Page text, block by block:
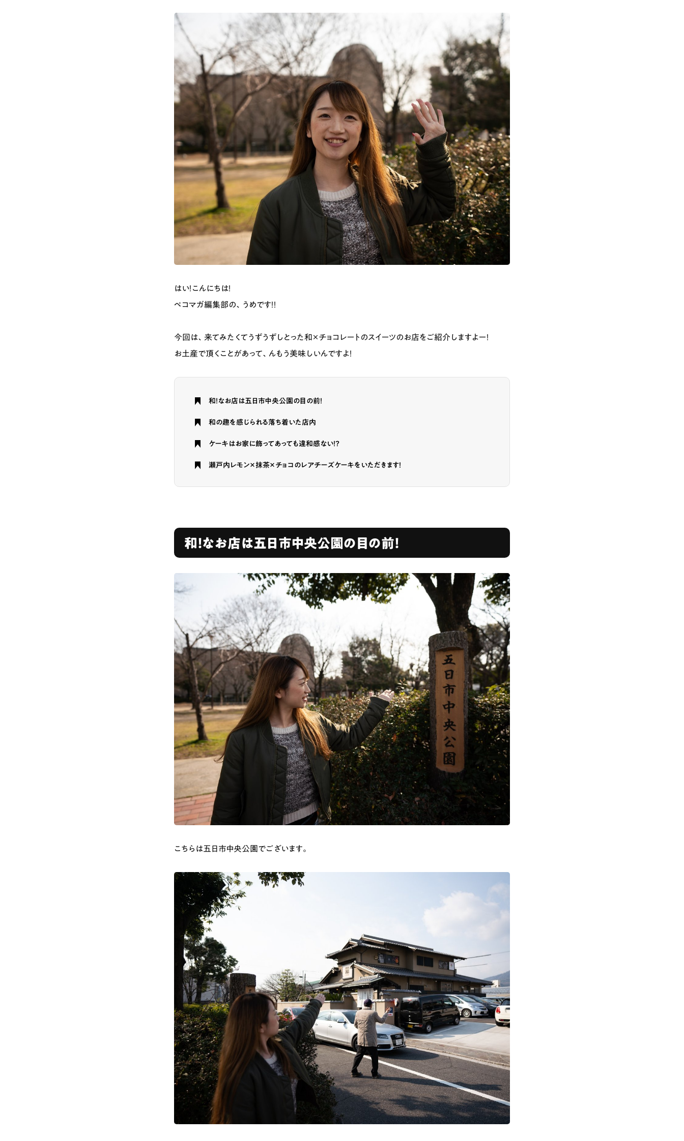
# カフェ # ランチ # スイーツ # ファミリーにおすすめ # 女子旅におすすめ
# テイクアウト # パン # コーヒー # 宮島
はい！こんにちは！
ペコマガ編集部の、うめです！！
今回は、来てみたくてうずうずしとった和×チョコレートのスイーツのお店をご紹介しますよー！
お土産で頂くことがあって、んもう美味しいんですよ！
和！なお店は五日市中央公園の目の前！
和の趣を感じられる落ち着いた店内
ケーキはお家に飾ってあっても違和感ない！？
瀬戸内レモン×抹茶×チョコのレアチーズケーキをいただきます！
和！なお店は五日市中央公園の目の前！
こちらは五日市中央公園でございます。